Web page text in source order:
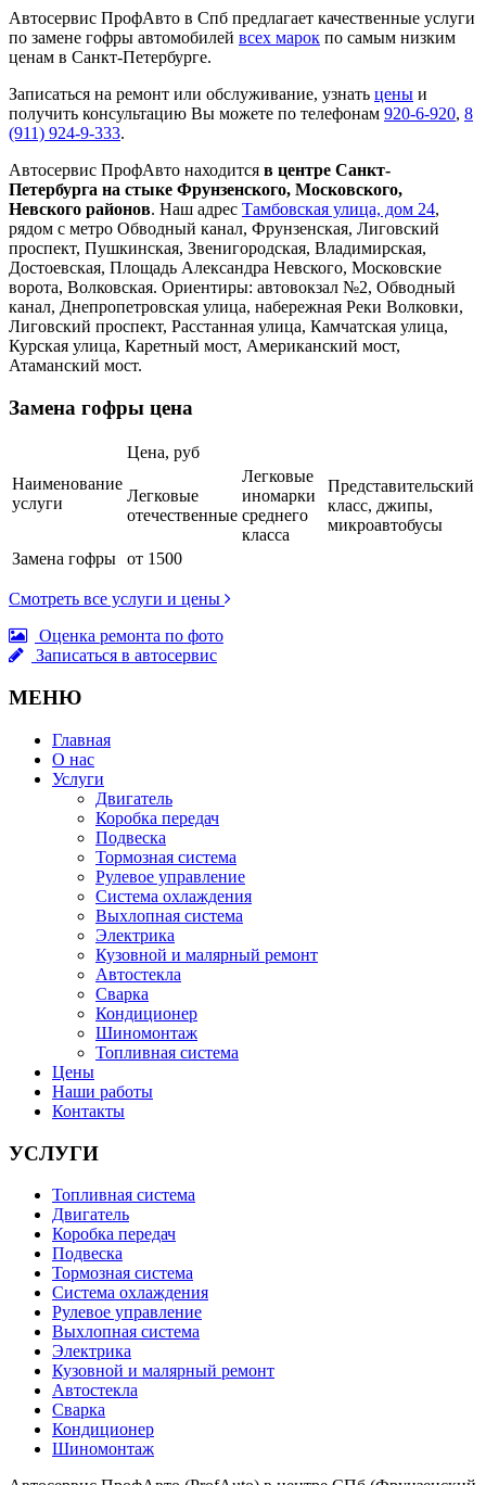
Автосервис ПрофАвто в Спб предлагает качественные услуги
по замене гофры автомобилей всех марок по самым низким
ценам в Санкт-Петербурге.
Записаться на ремонт или обслуживание, узнать цены и
получить консультацию Вы можете по телефонам 920-6-920, 8
(911) 924-9-333.
Автосервис ПрофАвто находится в центре Санкт-
Петербурга на стыке Фрунзенского, Московского,
Невского районов. Наш адрес Тамбовская улица, дом 24,
рядом с метро Обводный канал, Фрунзенская, Лиговский
проспект, Пушкинская, Звенигородская, Владимирская,
Достоевская, Площадь Александра Невского, Московские
ворота, Волковская. Ориентиры: автовокзал №2, Обводный
канал, Днепропетровская улица, набережная Реки Волковки,
Лиговский проспект, Расстанная улица, Камчатская улица,
Курская улица, Каретный мост, Американский мост,
Атаманский мост.
Замена гофры цена
Наименование
услуги
Цена, руб
Легковые
отечественные
Легковые
иномарки
среднего
класса
Представительский
класс, джипы,
микроавтобусы
Замена гофры от 1500
Смотреть все услуги и цены
Оценка ремонта по фото
Записаться в автосервис
МЕНЮ
Главная
О нас
Услуги
Двигатель
Коробка передач
Подвеска
Тормозная система
Рулевое управление
Система охлаждения
Выхлопная система
Электрика
Кузовной и малярный ремонт
Автостекла
Сварка
Кондиционер
Шиномонтаж
Топливная система
Цены
Наши работы
Контакты
УСЛУГИ
Топливная система
Двигатель
Коробка передач
Подвеска
Тормозная система
Система охлаждения
Рулевое управление
Выхлопная система
Электрика
Кузовной и малярный ремонт
Автостекла
Сварка
Кондиционер
Шиномонтаж